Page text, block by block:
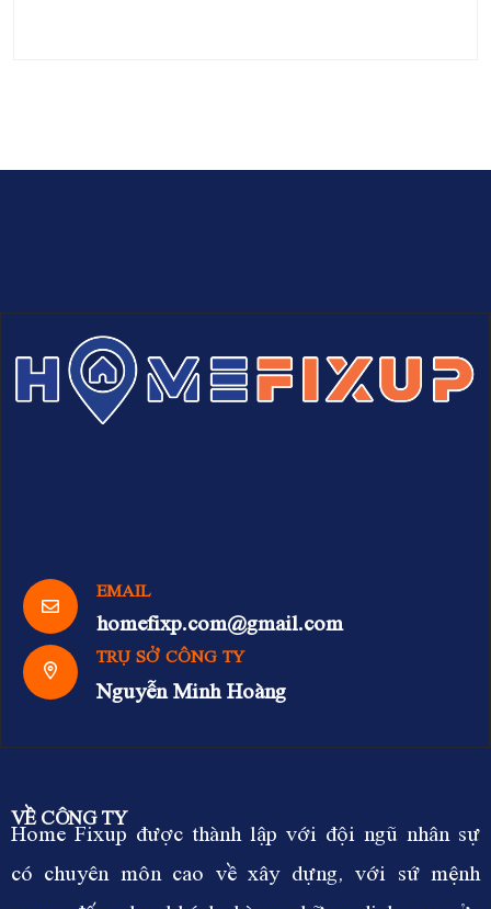
EMAIL
homefixp.com@gmail.com
TRỤ SỞ CÔNG TY
Nguyễn Minh Hoàng
VỀ CÔNG TY
Home Fixup được thành lập với đội ngũ nhân sự
có chuyên môn cao về xây dựng, với sứ mệnh